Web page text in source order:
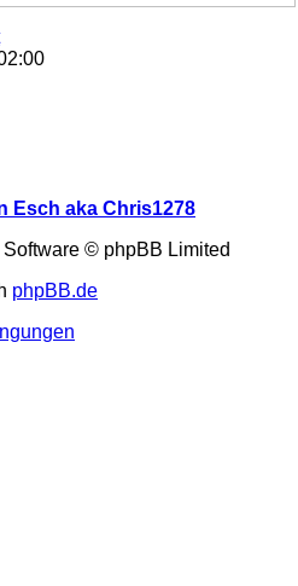
Esch aka Chris1278
© phpBB Limited
phpBB.de